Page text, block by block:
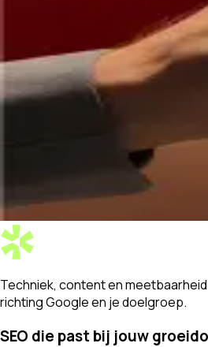
Techniek, content en
richting Google en je doelgroep.
SEO die past bij jouw